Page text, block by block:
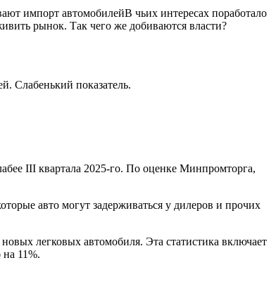
импорт автомобилейВ чьих интересах поработало
рынок. Так чего же добиваются власти?
Слабенький показатель.
III квартала 2025-го. По оценке Минпромторга,
авто могут задерживаться у дилеров и прочих
легковых автомобиля. Эта статистика включает
11%.